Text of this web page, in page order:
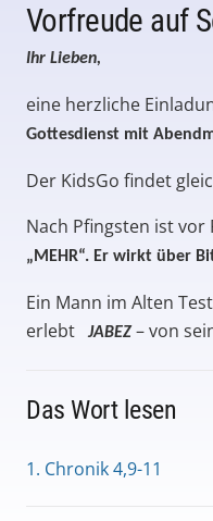
Vorfreude auf
Ihr Lieben,
eine herzliche
Gottesdienst mit
Der KidsGo findet
Nach Pfingsten ist
„MEHR“. Er wirkt über
Ein Mann im Alten
erlebt
JABEZ – von
Das Wort lesen
1. Chronik 4,9-11